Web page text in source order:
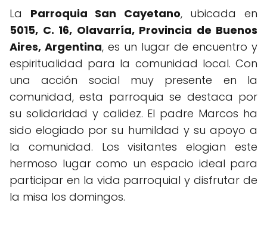
La Parroquia San Cayetano, ubicada en
5015, C. 16, Olavarría, Provincia de Buenos
Aires, Argentina, es un lugar de encuentro y
espiritualidad para la comunidad local. Con
una acción social muy presente en la
comunidad, esta parroquia se destaca por
su solidaridad y calidez. El padre Marcos ha
sido elogiado por su humildad y su apoyo a
la comunidad. Los visitantes elogian este
hermoso lugar como un espacio ideal para
participar en la vida parroquial y disfrutar de
la misa los domingos.